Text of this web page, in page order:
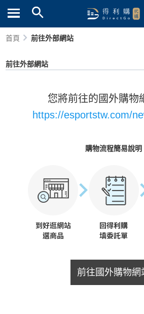
首頁 前往外部網站
前往外部網站
您將前往的國外購物
https://esportstw.com/
購物流程簡易說明
前往國外購物網